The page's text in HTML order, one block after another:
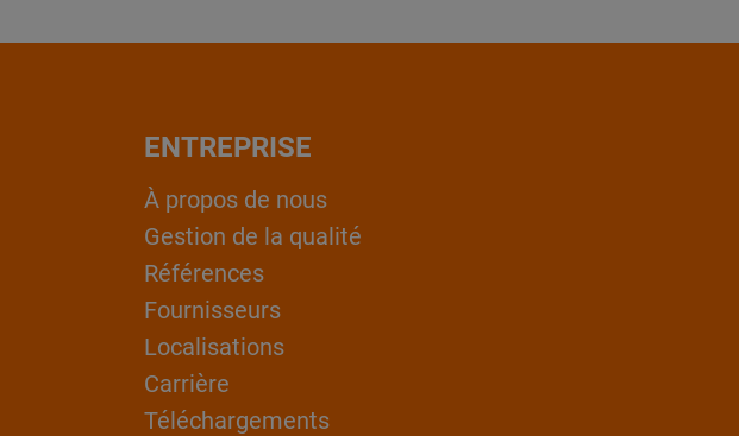
ENTREPRISE
À propos de nous
Gestion de la qualité
Références
Fournisseurs
Localisations
Carrière
Téléchargements